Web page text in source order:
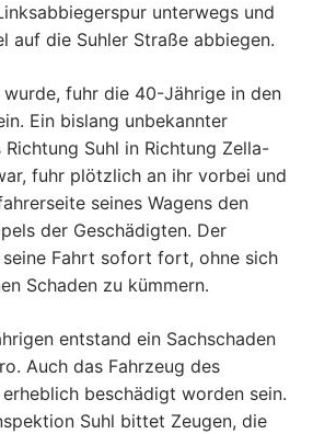
unterwegs und
auf die Suhler Straße abbiegen.
fuhr die 40-Jährige in den
Ein bislang unbekannter
Suhl in Richtung Zella-
fuhr plötzlich an ihr vorbei und
seines Wagens den
der Geschädigten. Der
Fahrt sofort fort, ohne sich
Schaden zu kümmern.
entstand ein Sachschaden
Auch das Fahrzeug des
beschädigt worden sein.
Suhl bittet Zeugen, die